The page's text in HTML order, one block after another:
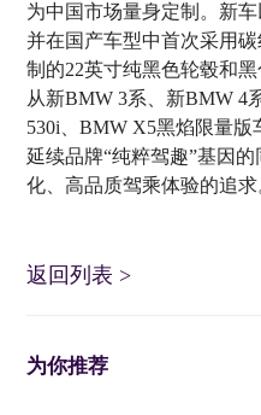
为中国市场量身定制。新
并在国产车型中首次采用
制的22英寸纯黑色轮毂和黑
从新BMW 3系、新BMW 4
530i、BMW X5黑焰限量
延续品牌“纯粹驾趣”基因
化、高品质驾乘体验的追求
返回列表 >
为你推荐